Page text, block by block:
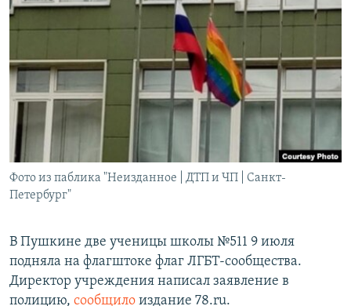
СИБИРЬ.РЕАЛИИ
ПОДПИШИТЕСЬ НА РАССЫЛКУ
СОЦИАЛЬНЫЕ СЕТИ
Фото из паблика "Неизданное | ДТП и ЧП | Санкт-
Петербург"
В Пушкине две ученицы школы №511 9 июля
подняла на флагштоке флаг ЛГБТ-сообщества.
Директор учреждения написал заявление в
полицию, сообщило издание 78.ru.